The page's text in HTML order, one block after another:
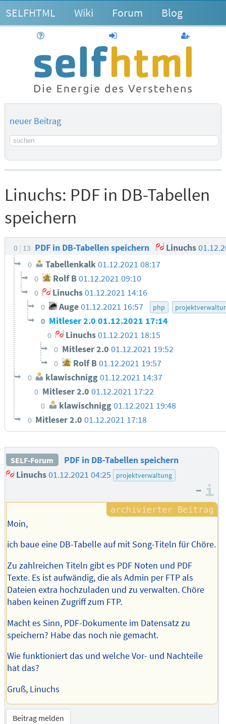
SELFHTML Wiki Forum Blog
anmelden
neuer Beitrag
Suchbegriff
Linuchs: PDF in DB-Tabellen
speichern
0 13 PDF in DB-Tabellen speichern Linuchs
0 Tabellenkalk01.12.2021 08:17
0 Rolf B01.12.2021 09:10
0 Linuchs 01.12.2021 14:16
0 Auge01.12.2021 16:57 php
0 Mitleser 2.0 01.12.2021 17:14
0 Linuchs01.12.2021 18:15
0 Mitleser 2.001.12.2021 19:52
0 Rolf B01.12.2021 19:57
0 klawischnigg01.12.2021 14:37
0 Mitleser 2.0 01.12.2021 17:22
0 klawischnigg01.12.2021 19:48
0 Mitleser 2.001.12.2021 17:18
SELF-Forum
PDF in DB-Tabellen speichern
Linuchs 01.12.2021 04:25 projektverwaltung
–
Moin,
ich baue eine DB-Tabelle auf mit Song-Titeln für Chöre.
Zu zahlreichen Titeln gibt es PDF Noten und PDF
Texte. Es ist aufwändig, die als Admin per FTP als
Dateien extra hochzuladen und zu verwalten. Chöre
haben keinen Zugriff zum FTP.
Macht es Sinn, PDF-Dokumente im Datensatz zu
speichern? Habe das noch nie gemacht.
Wie funktioniert das und welche Vor- und Nachteile
hat das?
Gruß, Linuchs
Beitrag melden